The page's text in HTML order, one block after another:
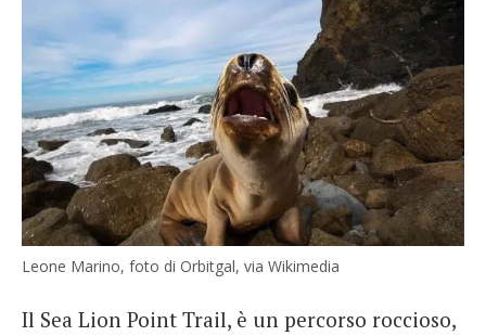
Leone Marino, foto di Orbitgal, via Wikimedia
Il Sea Lion Point Trail, è un percorso roccioso,